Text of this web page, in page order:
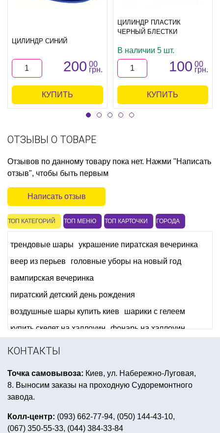
ЦИЛИНДР СИНИЙ
200 00
грн.
КУПИТЬ
ЦИЛИНДР ПЛАСТИК
ЧЕРНЫЙ БЛЕСТКИ
В наличии 5 шт.
100 00
грн.
КУПИТЬ
ОТЗЫВЫ О ТОВАРЕ
Отзывов по данному товару пока нет. Нажми "Написать
отзыв", чтобы быть первым
Написать отзыв
ТОП КАТЕГОРИЙ ТОП МЕНЮ ТОП КАРТОЧКИ ГОРОДА
трендовые шары
украшение пиратская вечеринка
веер из перьев
головные уборы на новый год
вампирская вечеринка
пиратский детский день рождения
воздушные шары купить киев
шарики с гелеем
купить скелет на хэллоуин фонарь на хэллоуин
колпаки праздничные день рождение в стиле феи
школьная ярмарка оформление
стакан бумажный для попкорна
вечеринка в байкерском стиле
КОНТАКТЫ
Точка самовывоза: Киев, ул. Набережно-Луговая,
8. Выносим заказы на проходную Судоремонтного
завода.
Колл-центр: (093) 662-77-94, (050) 144-43-10,
(067) 350-55-33, (044) 384-33-84